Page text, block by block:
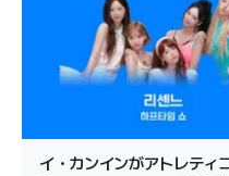
イ・カンインがアトレティ